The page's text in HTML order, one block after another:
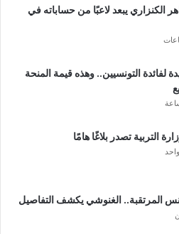
الكنزاري يبعد لاعبًا من حساباته في
لفائدة التونسيين.. وهذه قيمة المنحة
التربية تصدر بلاغًا هامًا
المرتقبة.. الغنوشي يكشف التفاصيل